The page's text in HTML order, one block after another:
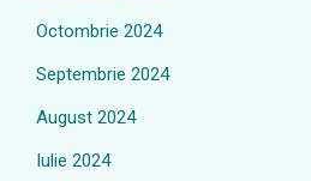
Octombrie 2024
Septembrie 2024
August 2024
Iulie 2024